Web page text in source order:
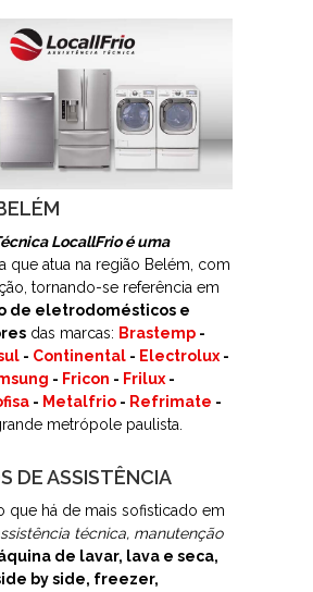
Belém
LocallFrio é uma
que atua na região Belém, com
tornando-se referência em
de eletrodomésticos e
das marcas: Brastemp -
- Continental - Electrolux-
- Fricon - Frilux-
- Metalfrio - Refrimate -
metrópole paulista.
DE ASSISTÊNCIA
que há de mais sofisticado em
técnica, manutenção
de lavar, lava e seca,
by side, freezer,